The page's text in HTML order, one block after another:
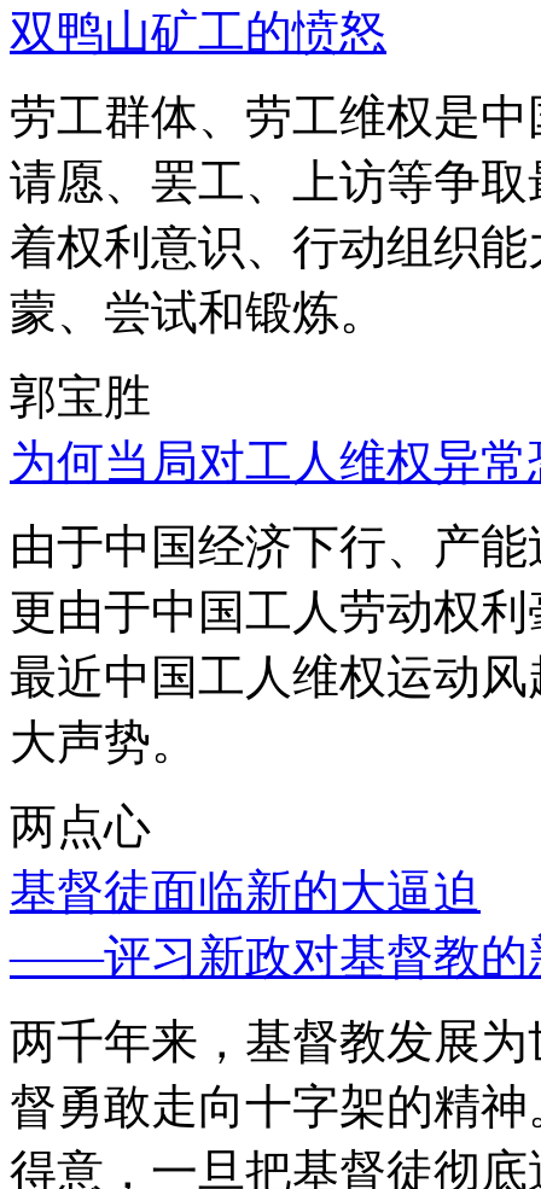
双鸭山矿工的愤怒
劳工群体、劳工维权是
请愿、罢工、上访等争
着权利意识、行动组织
蒙、尝试和锻炼。
郭宝胜
为何当局对工人维权异
由于中国经济下行、产
更由于中国工人劳动权
最近中国工人维权运动
大声势。
两点心
基督徒面临新的大逼迫
——评习新政对基督教的
两千年来，基督教发展
督勇敢走向十字架的精
得意，一旦把基督徒彻